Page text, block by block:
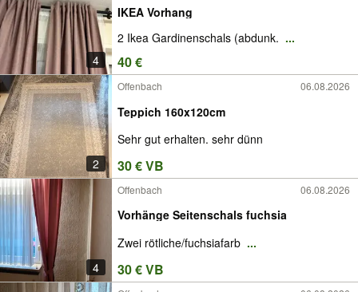
4
IKEA Vorhang
2 Ikea Gardinenschals (abdunk. ...
40 €
2
Offenbach 06.08.2026
Teppich 160x120cm
Sehr gut erhalten. sehr dünn
30 € VB
4
Offenbach 06.08.2026
Vorhänge Seitenschals fuchsia
Zwei rötliche/fuchsiafarb ...
30 € VB